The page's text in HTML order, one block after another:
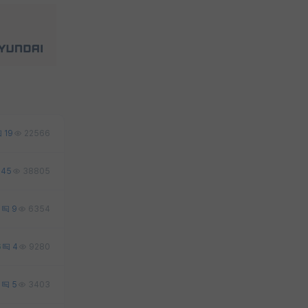
19 22566
45 38805
9 6354
4 9280
5 3403